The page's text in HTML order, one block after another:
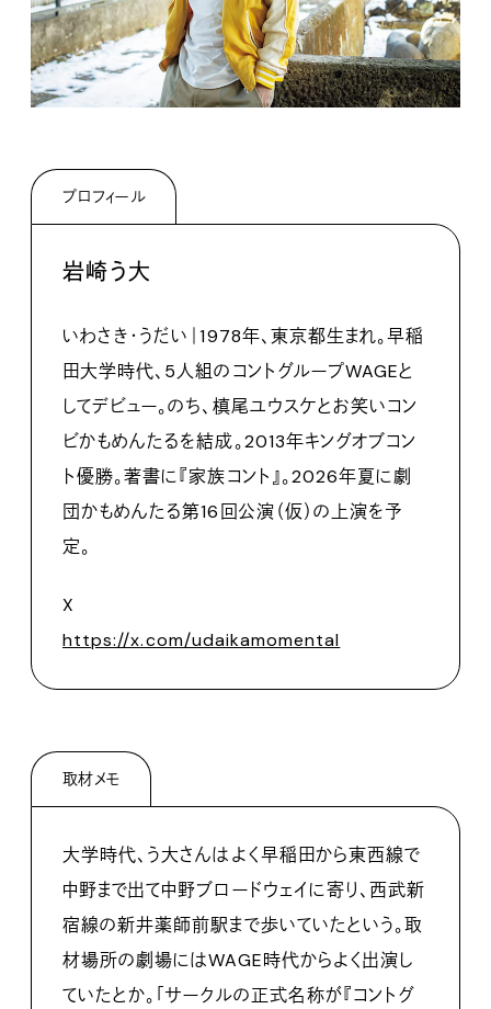
プロフィール
岩崎う大
いわさき・うだい｜1978年、東京都生まれ。早稲
田大学時代、5人組のコントグループWAGEと
してデビュー。のち、槙尾ユウスケとお笑いコン
ビかもめんたるを結成。2013年キングオブコン
ト優勝。著書に『家族コント』。2026年夏に劇
団かもめんたる第16回公演（仮）の上演を予
定。
X
https://x.com/udaikamomental
取材メモ
大学時代、う大さんはよく早稲田から東西線で
中野まで出て中野ブロードウェイに寄り、西武新
宿線の新井薬師前駅まで歩いていたという。取
材場所の劇場にはWAGE時代からよく出演し
ていたとか。「サークルの正式名称が『コントグ